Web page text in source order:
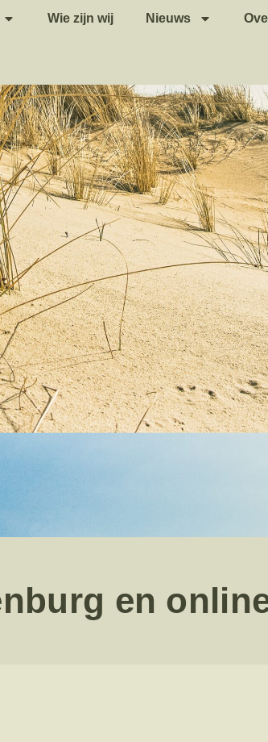
Wie zijn wij Nieuws
en